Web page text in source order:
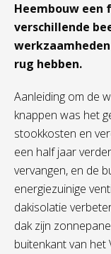
Heembouw een
verschillende
rug hebben.
Aanleiding om de
knappen was het
stookkosten en
een half jaar
vervangen, en de
energiezuinige
dakisolatie
dak zijn
buitenkant van het